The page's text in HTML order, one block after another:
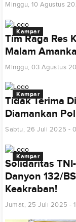
Minggu, 10 Agustus
Kampar
Tim Raga Res
Malam
Minggu, 03 Agustus
Kampar
Tidak Terima
Diamankan
Sabtu, 26 Juli 2025 -
Kampar
Solidaritas
Danyon 132/
Keakraban!
Jumat, 25 Juli 2025 -